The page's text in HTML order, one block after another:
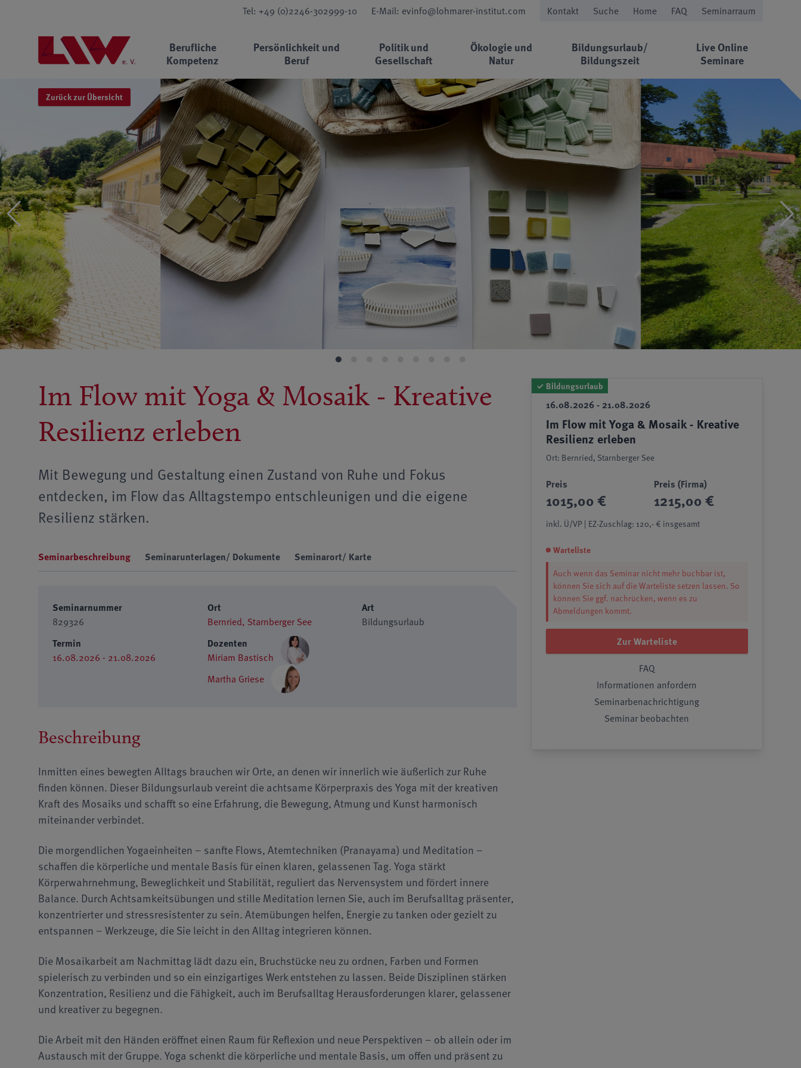
Tel: +49 (0)2246-302999-10 E-Mail: evinfo@lohmarer-institut.com Kontakt Suche Home FAQ Seminarraum
Berufliche
Kompetenz
Persönlichkeit und
Beruf
Politik und
Gesellschaft
Ökologie und
Natur
Bildungsurlaub/
Bildungszeit
Live Online
Seminare
Zurück zur Übersicht
Im Flow mit Yoga & Mosaik - Kreative
Resilienz erleben
Mit Bewegung und Gestaltung einen Zustand von Ruhe und Fokus
entdecken, im Flow das Alltagstempo entschleunigen und die eigene
Resilienz stärken.
Seminarbeschreibung Seminarunterlagen/ Dokumente Seminarort/ Karte
Seminarnummer
829326
Termin
16.08.2026 - 21.08.2026
Ort
Bernried, Starnberger See
Dozenten
Miriam Bastisch
Martha Griese
Art
Bildungsurlaub
Beschreibung
Inmitten eines bewegten Alltags brauchen wir Orte, an denen wir innerlich wie äußerlich zur Ruhe
finden können. Dieser Bildungsurlaub vereint die achtsame Körperpraxis des Yoga mit der kreativen
Kraft des Mosaiks und schafft so eine Erfahrung, die Bewegung, Atmung und Kunst harmonisch
miteinander verbindet.
Die morgendlichen Yogaeinheiten – sanfte Flows, Atemtechniken (Pranayama) und Meditation –
schaffen die körperliche und mentale Basis für einen klaren, gelassenen Tag. Yoga stärkt
Körperwahrnehmung, Beweglichkeit und Stabilität, reguliert das Nervensystem und fördert innere
Balance. Durch Achtsamkeitsübungen und stille Meditation lernen Sie, auch im Berufsalltag präsenter,
konzentrierter und stressresistenter zu sein. Atemübungen helfen, Energie zu tanken oder gezielt zu
entspannen – Werkzeuge, die Sie leicht in den Alltag integrieren können.
Die Mosaikarbeit am Nachmittag lädt dazu ein, Bruchstücke neu zu ordnen, Farben und Formen
spielerisch zu verbinden und so ein einzigartiges Werk entstehen zu lassen. Beide Disziplinen stärken
Konzentration, Resilienz und die Fähigkeit, auch im Berufsalltag Herausforderungen klarer, gelassener
und kreativer zu begegnen.
Die Arbeit mit den Händen eröffnet einen Raum für Reflexion und neue Perspektiven – ob allein oder im
Austausch mit der Gruppe. Yoga schenkt die körperliche und mentale Basis, um offen und präsent zu
✓ Bildungsurlaub
16.08.2026 - 21.08.2026
Im Flow mit Yoga & Mosaik - Kreative
Resilienz erleben
Ort: Bernried, Starnberger See
Preis
1015,00 €
Preis (Firma)
1215,00 €
inkl. Ü/VP | EZ-Zuschlag: 120,- € insgesamt
Warteliste
Auch wenn das Seminar nicht mehr buchbar ist,
können Sie sich auf die Warteliste setzen lassen. So
können Sie ggf. nachrücken, wenn es zu
Abmeldungen kommt.
Zur Warteliste
FAQ
Informationen anfordern
Seminarbenachrichtigung
Seminar beobachten